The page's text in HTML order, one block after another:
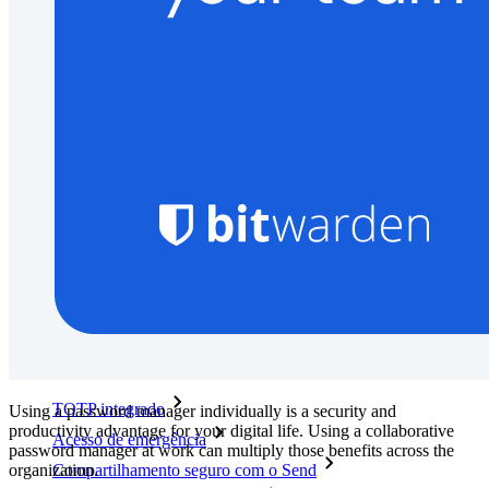
algumas linhas de código
Inteligência de acesso
Bitwarden Authenticator
Funcionalidades
TOTP integrado
Acesso de emergência
Compartilhamento seguro com o Send
Using a password manager individually is a security and
productivity advantage for your digital life. Using a collaborative
password manager at work can multiply those benefits across the
organization.